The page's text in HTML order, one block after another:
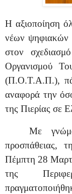
Η αξιοποίηση
νέων ψηφιακών
στον
Οργανισμού
(Π.Ο.Τ.Α.Π.),
αναφορά την
της Πιερίας σε
Με
προσπάθειας,
Πέμπτη 28
της